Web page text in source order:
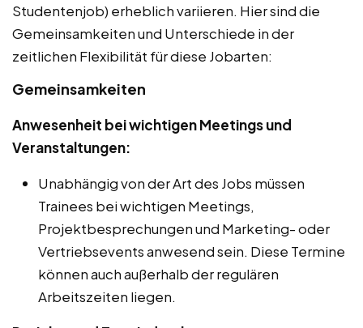
Studentenjob) erheblich variieren. Hier sind die
Gemeinsamkeiten und Unterschiede in der
zeitlichen Flexibilität für diese Jobarten:
Gemeinsamkeiten
Anwesenheit bei wichtigen Meetings und
Veranstaltungen:
Unabhängig von der Art des Jobs müssen
Trainees bei wichtigen Meetings,
Projektbesprechungen und Marketing- oder
Vertriebsevents anwesend sein. Diese Termine
können auch außerhalb der regulären
Arbeitszeiten liegen.